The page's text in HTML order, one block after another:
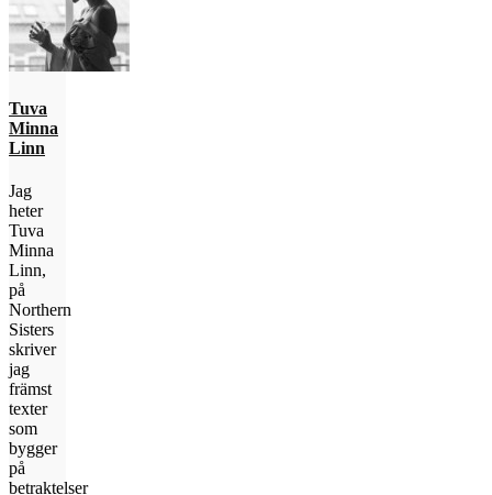
Tuva
Minna
Linn
Jag
heter
Tuva
Minna
Linn,
på
Northern
Sisters
skriver
jag
främst
texter
som
bygger
på
betraktelser